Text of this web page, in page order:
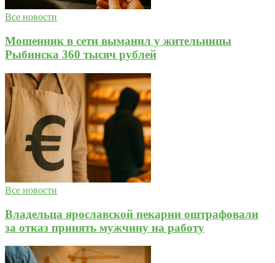
Все новости
Мошенник в сети выманил у жительницы
Рыбинска 360 тысяч рублей
Все новости
Владельца ярославской пекарни оштрафовали
за отказ принять мужчину на работу